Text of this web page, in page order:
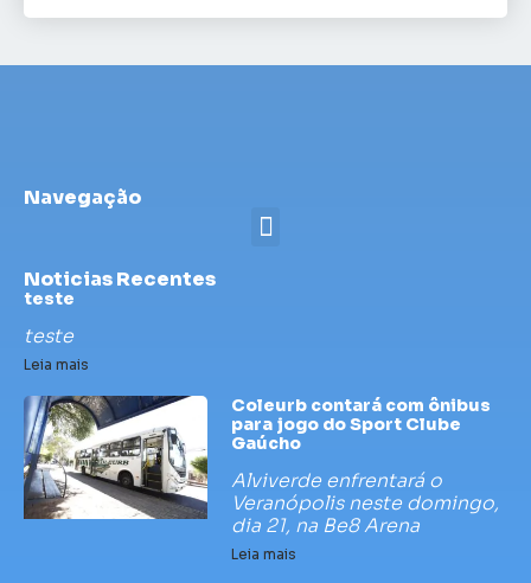
Navegação
Noticias Recentes
teste
teste
Leia mais
Coleurb contará com ônibus
para jogo do Sport Clube
Gaúcho
Alviverde enfrentará o
Veranópolis neste domingo,
dia 21, na Be8 Arena
Leia mais